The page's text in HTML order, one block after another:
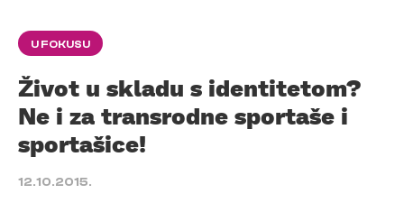
U FOKUSU
Život u skladu s identitetom?
Ne i za transrodne sportaše i
sportašice!
12.10.2015.